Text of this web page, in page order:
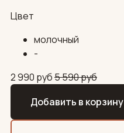
Цвет
молочный
-
2 990 руб5 590руб
Добавить в корзину